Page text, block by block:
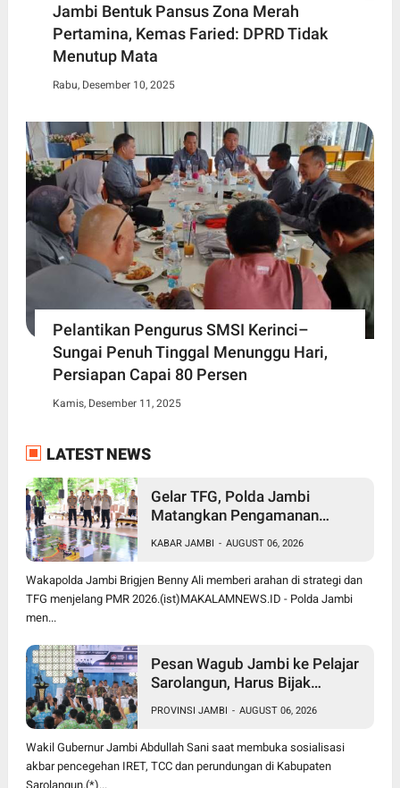
Jambi Bentuk Pansus Zona Merah
Pertamina, Kemas Faried: DPRD Tidak
Menutup Mata
Rabu, Desember 10, 2025
Pelantikan Pengurus SMSI Kerinci–
Sungai Penuh Tinggal Menunggu Hari,
Persiapan Capai 80 Persen
Kamis, Desember 11, 2025
LATEST NEWS
Gelar TFG, Polda Jambi
Matangkan Pengamanan
Libatkan 1.750 Personel
KABAR JAMBI - AUGUST 06, 2026
Wakapolda Jambi Brigjen Benny Ali memberi arahan di strategi dan
TFG menjelang PMR 2026.(ist)MAKALAMNEWS.ID - Polda Jambi
men...
Pesan Wagub Jambi ke Pelajar
Sarolangun, Harus Bijak
Radikalisme dan Perundungan
PROVINSI JAMBI - AUGUST 06, 2026
Wakil Gubernur Jambi Abdullah Sani saat membuka sosialisasi
akbar pencegehan IRET, TCC dan perundungan di Kabupaten
Sarolangun.(*)...